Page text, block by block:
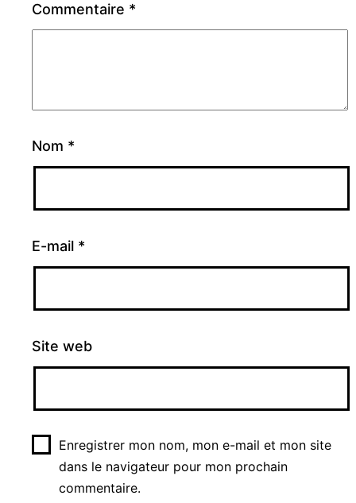
Commentaire *
Nom *
E-mail *
Site web
Enregistrer mon nom, mon e-mail et mon site
dans le navigateur pour mon prochain
commentaire.